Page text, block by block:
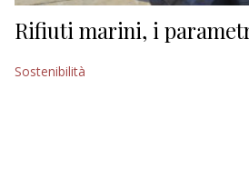
Rifiuti marini, i
Sostenibilità